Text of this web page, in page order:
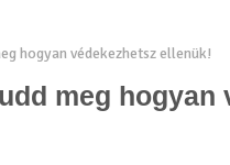
hogyan védekezhetsz ellenük!
meg hogyan